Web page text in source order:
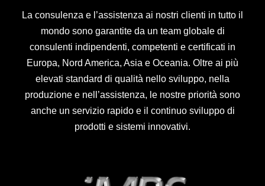
La consulenza e l’assistenza ai nostri clienti in tutto il
mondo sono garantite da un team globale di
consulenti indipendenti, competenti e certificati in
Europa, Nord America, Asia e Oceania. Oltre ai più
elevati standard di qualità nello sviluppo, nella
produzione e nell’assistenza, le nostre priorità sono
anche un servizio rapido e il continuo sviluppo di
prodotti e sistemi innovativi.